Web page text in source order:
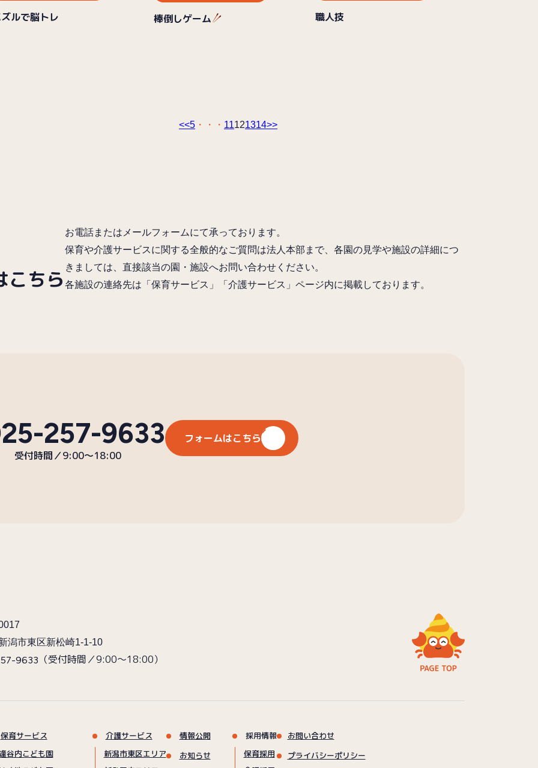
ルで脳トレ 棒倒しゲーム 職人技
<<5 11121314>>
こちら
お電話またはメールフォームにて承っております。
保育や介護サービスに関する全般的なご質問は法人本部まで、各園の見学や施設の詳細につ
きましては、直接該当の園・施設へお問い合わせください。
各施設の連絡先は「保育サービス」「介護サービス」ページ内に掲載しております。
257-9633
受付時間／9:00〜18:00
フォームはこちら
潟市東区新松崎1-1-10
9633 （受付時間／9:00〜18:00）
保育サービス
谷内こども園
介護サービス
新潟市東区エリア
情報公開
お知らせ
採用情報
保育採用
お問い合わせ
プライバシーポリシー